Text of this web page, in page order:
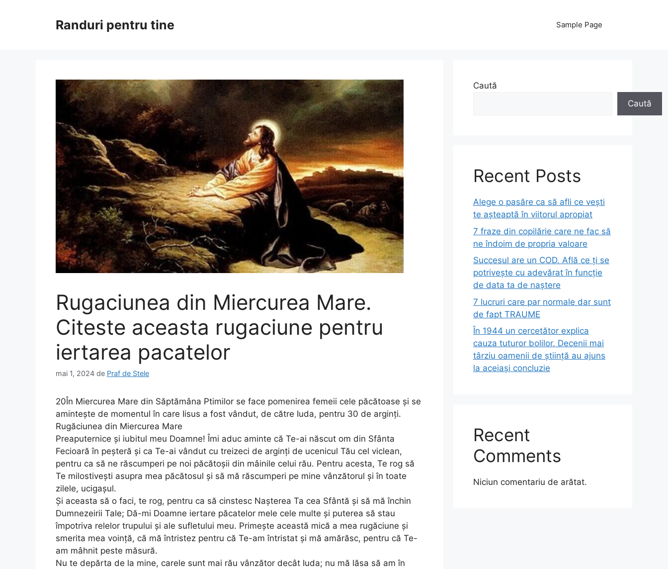
Randuri pentru tine Sample Page
Rugaciunea din Miercurea Mare.
Citeste aceasta rugaciune pentru
iertarea pacatelor
mai 1, 2024 de Praf de Stele
20În Miercurea Mare din Săptămâna Ptimilor se face pomenirea femeii cele păcătoase și se
amintește de momentul în care Iisus a fost vândut, de către Iuda, pentru 30 de arginți.
Rugăciunea din Miercurea Mare
Preaputernice și iubitul meu Doamne! Îmi aduc aminte că Te-ai născut om din Sfânta
Fecioară în peșteră și ca Te-ai vândut cu treizeci de arginți de ucenicul Tău cel viclean,
pentru ca să ne răscumperi pe noi păcătoșii din mâinile celui rău. Pentru acesta, Te rog să
Te milostivești asupra mea păcătosul și să mă răscumperi pe mine vânzătorul și în toate
zilele, ucigașul.
Și aceasta să o faci, te rog, pentru ca să cinstesc Nașterea Ta cea Sfântă și să mă închin
Dumnezeirii Tale; Dă-mi Doamne iertare păcatelor mele cele multe și puterea să stau
împotriva relelor trupului și ale sufletului meu. Primește această mică a mea rugăciune și
smerita mea voință, că mă întristez pentru că Te-am întristat și mă amărăsc, pentru că Te-
am mâhnit peste măsură.
Nu te depărta de la mine, carele sunt mai rău vânzător decât Iuda; nu mă lăsa să am în
Caută
Caută
Recent Posts
Alege o pasăre ca să afli ce vești
te așteaptă în viitorul apropiat
7 fraze din copilărie care ne fac să
ne îndoim de propria valoare
Succesul are un COD. Află ce ți se
potrivește cu adevărat în funcție
de data ta de naștere
7 lucruri care par normale dar sunt
de fapt TRAUME
În 1944 un cercetător explica
cauza tuturor bolilor. Decenii mai
târziu oamenii de știință au ajuns
la aceiași concluzie
Recent
Comments
Niciun comentariu de arătat.